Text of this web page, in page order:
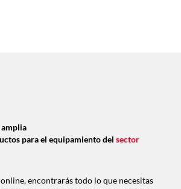
para el equipamiento del sector
encontrarás todo lo que necesitas